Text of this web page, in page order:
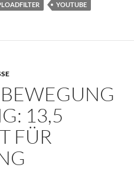
YOUTUBE
13,5
FÜR